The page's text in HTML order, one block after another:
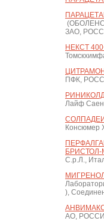
ЗАО,
НЕКСТ
ПФК,
Лайф
Консюмер
С.р.Л.,
),
АО,